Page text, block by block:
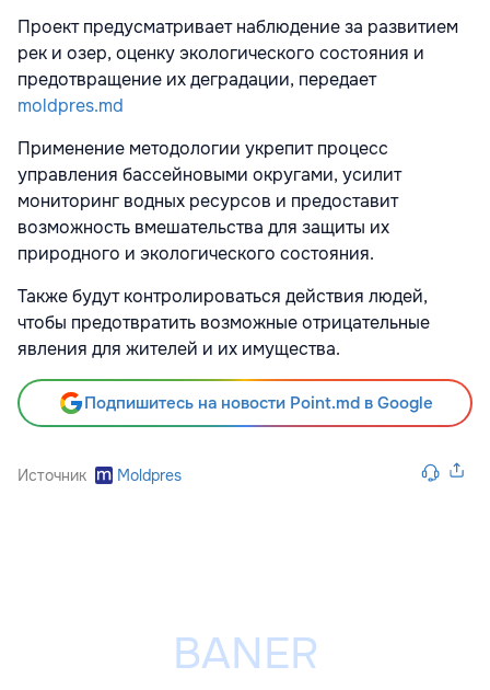
Проект предусматривает наблюдение за развитием
рек и озер, оценку экологического состояния и
предотвращение их деградации, передает
moldpres.md
Применение методологии укрепит процесс
управления бассейновыми округами, усилит
мониторинг водных ресурсов и предоставит
возможность вмешательства для защиты их
природного и экологического состояния.
Также будут контролироваться действия людей,
чтобы предотвратить возможные отрицательные
явления для жителей и их имущества.
Подпишитесь на новости Point.md в Google
Источник Moldpres